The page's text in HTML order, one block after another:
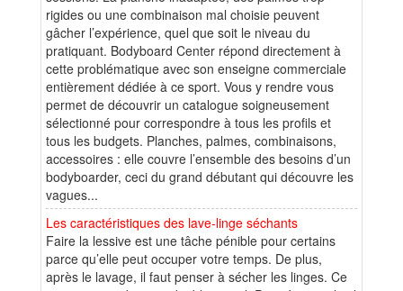
rigides ou une combinaison mal choisie peuvent
gâcher l’expérience, quel que soit le niveau du
pratiquant. Bodyboard Center répond directement à
cette problématique avec son enseigne commerciale
entièrement dédiée à ce sport. Vous y rendre vous
permet de découvrir un catalogue soigneusement
sélectionné pour correspondre à tous les profils et
tous les budgets. Planches, palmes, combinaisons,
accessoires : elle couvre l’ensemble des besoins d’un
bodyboarder, ceci du grand débutant qui découvre les
vagues...
Les caractéristiques des lave-linge séchants
Faire la lessive est une tâche pénible pour certains
parce qu’elle peut occuper votre temps. De plus,
après le lavage, il faut penser à sécher les linges. Ce